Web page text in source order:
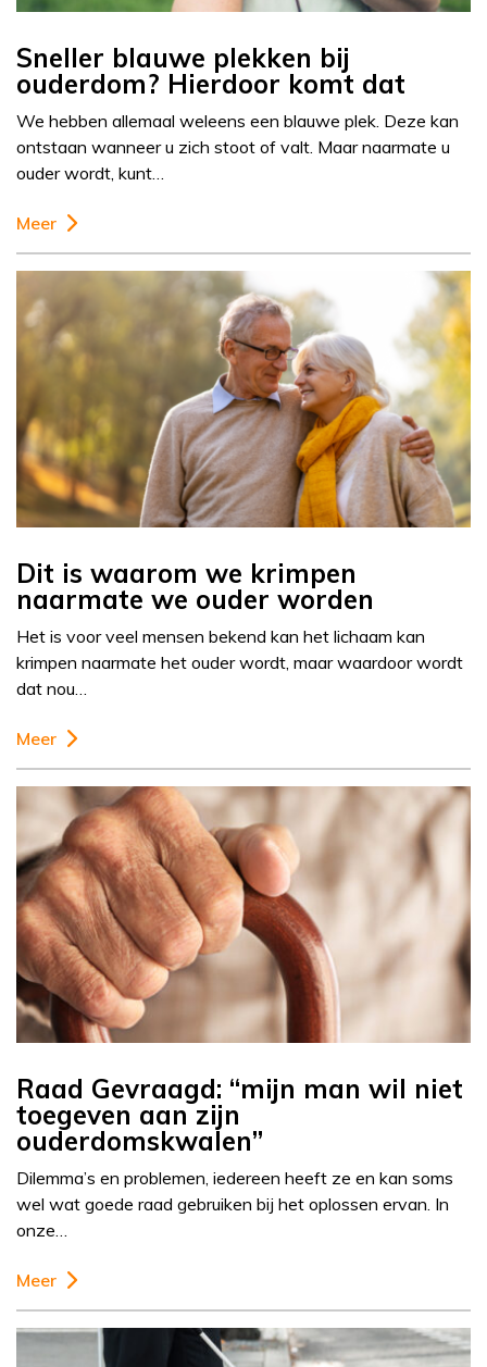
Sneller blauwe plekken bij
ouderdom? Hierdoor komt dat
We hebben allemaal weleens een blauwe plek. Deze kan
ontstaan wanneer u zich stoot of valt. Maar naarmate u
ouder wordt, kunt…
Meer
Dit is waarom we krimpen
naarmate we ouder worden
Het is voor veel mensen bekend kan het lichaam kan
krimpen naarmate het ouder wordt, maar waardoor wordt
dat nou…
Meer
Raad Gevraagd: “mijn man wil niet
toegeven aan zijn
ouderdomskwalen”
Dilemma’s en problemen, iedereen heeft ze en kan soms
wel wat goede raad gebruiken bij het oplossen ervan. In
onze…
Meer